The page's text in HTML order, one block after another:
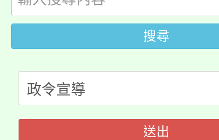
視費優惠，中低收入戶
半價優惠，詳情可洽有
者。
大園自造教育及科技
份教師增能研習
大溪自造教育及科技
會
115年食農教育專業人
程
搜尋
送出